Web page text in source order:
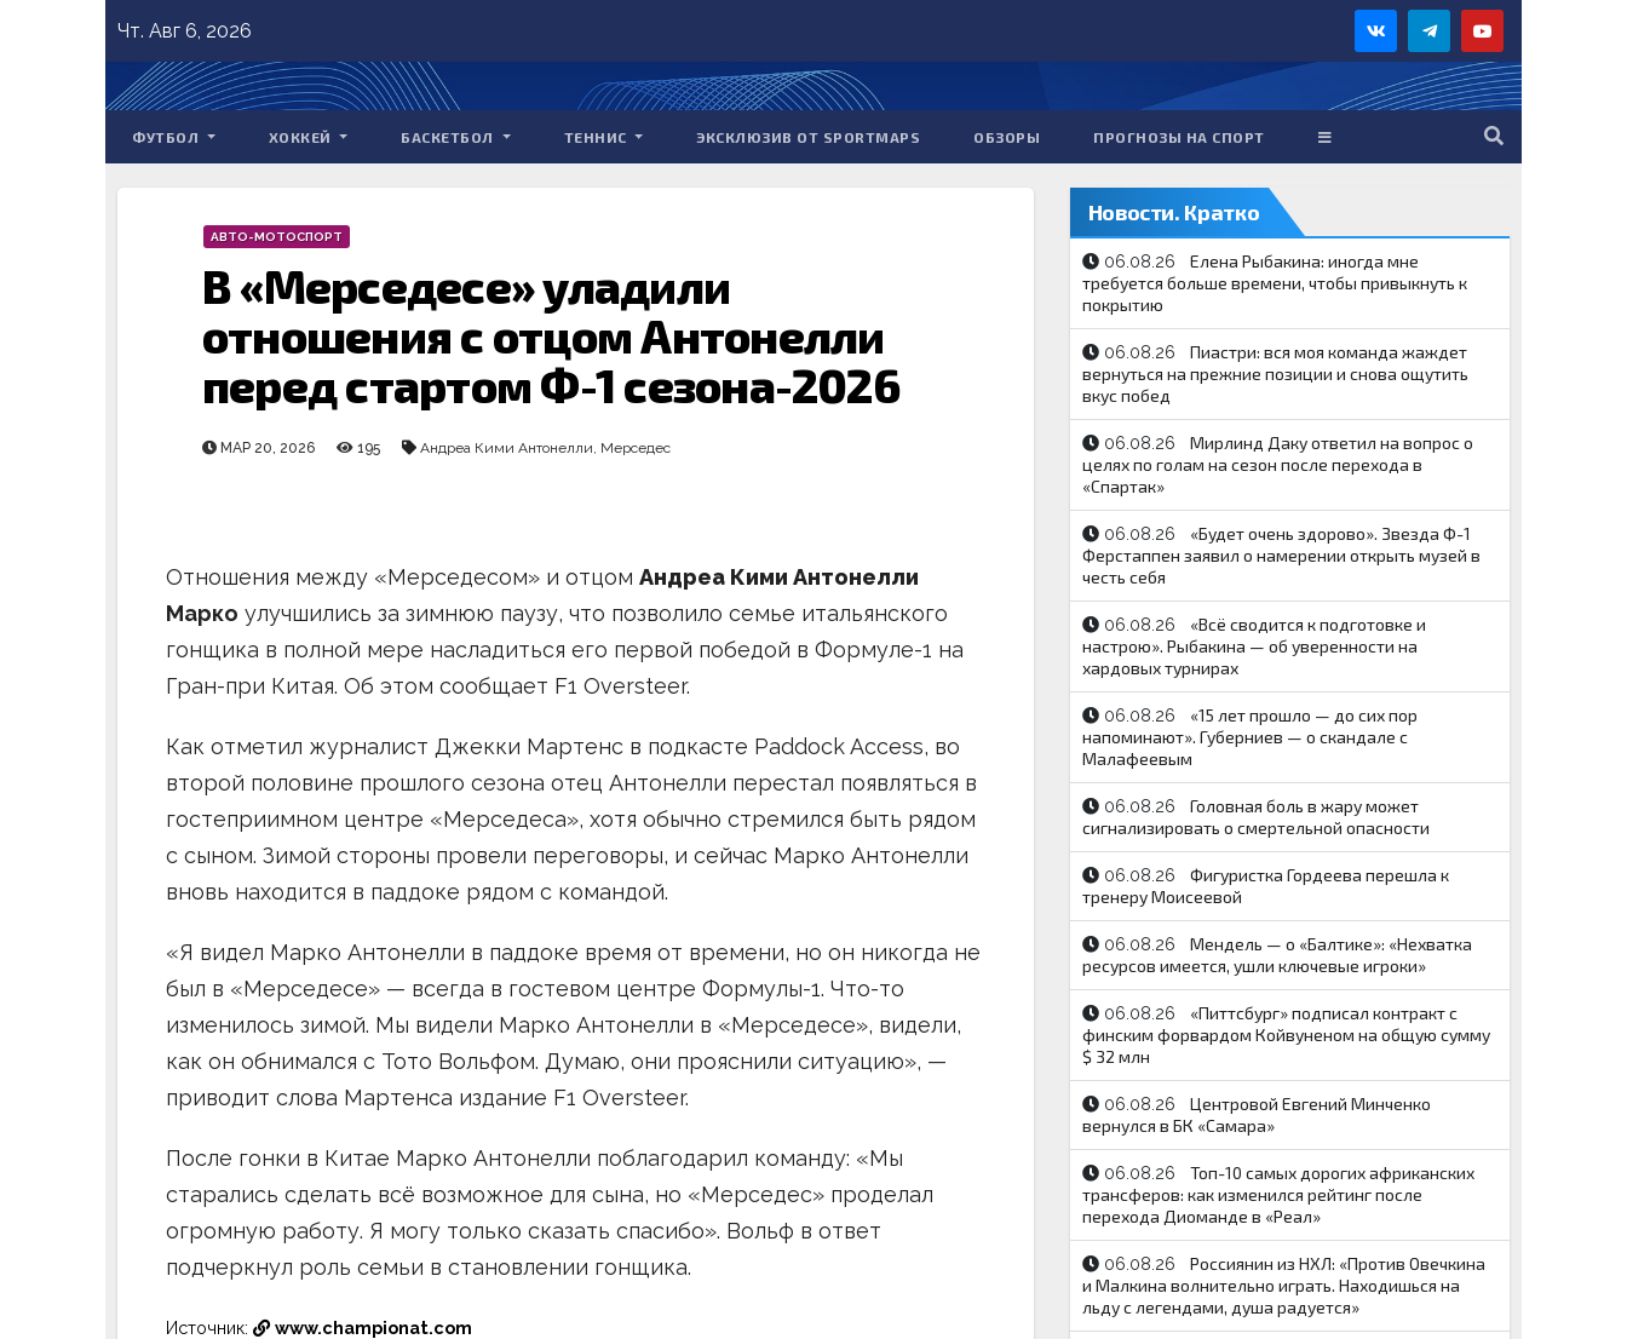
content
Чт. Авг 6, 2026
ФУТБОЛ ХОККЕЙ БАСКЕТБОЛ ТЕННИС ЭКСКЛЮЗИВ ОТ SPORTMAPS ОБЗОРЫ ПРОГНОЗЫ НА СПОРТ
АВТО-МОТОСПОРТ
В «Мерседесе» уладили
отношения с отцом Антонелли
перед стартом Ф-1 сезона-2026
МАР 20, 2026 195 Андреа Кими Антонелли, Мерседес
Отношения между «Мерседесом» и отцом Андреа Кими Антонелли
Марко улучшились за зимнюю паузу, что позволило семье итальянского
гонщика в полной мере насладиться его первой победой в Формуле-1 на
Гран-при Китая. Об этом сообщает F1 Oversteer.
Как отметил журналист Джекки Мартенс в подкасте Paddock Access, во
второй половине прошлого сезона отец Антонелли перестал появляться в
гостеприимном центре «Мерседеса», хотя обычно стремился быть рядом
с сыном. Зимой стороны провели переговоры, и сейчас Марко Антонелли
вновь находится в паддоке рядом с командой.
«Я видел Марко Антонелли в паддоке время от времени, но он никогда не
был в «Мерседесе» — всегда в гостевом центре Формулы-1. Что-то
изменилось зимой. Мы видели Марко Антонелли в «Мерседесе», видели,
как он обнимался с Тото Вольфом. Думаю, они прояснили ситуацию», —
приводит слова Мартенса издание F1 Oversteer.
После гонки в Китае Марко Антонелли поблагодарил команду: «Мы
старались сделать всё возможное для сына, но «Мерседес» проделал
огромную работу. Я могу только сказать спасибо». Вольф в ответ
подчеркнул роль семьи в становлении гонщика.
Источник: www.championat.com
Новости. Кратко
06.08.26
Елена Рыбакина: иногда мне
требуется больше времени, чтобы привыкнуть к
покрытию
06.08.26
Пиастри: вся моя команда жаждет
вернуться на прежние позиции и снова ощутить
вкус побед
06.08.26
Мирлинд Даку ответил на вопрос о
целях по голам на сезон после перехода в
«Спартак»
06.08.26
«Будет очень здорово». Звезда Ф-1
Ферстаппен заявил о намерении открыть музей в
честь себя
06.08.26
«Всё сводится к подготовке и
настрою». Рыбакина — об уверенности на
хардовых турнирах
06.08.26
«15 лет прошло — до сих пор
напоминают». Губерниев — о скандале с
Малафеевым
06.08.26
Головная боль в жару может
сигнализировать о смертельной опасности
06.08.26
Фигуристка Гордеева перешла к
тренеру Моисеевой
06.08.26
Мендель — о «Балтике»: «Нехватка
ресурсов имеется, ушли ключевые игроки»
06.08.26
«Питтсбург» подписал контракт с
финским форвардом Койвуненом на общую сумму
$ 32 млн
06.08.26
Центровой Евгений Минченко
вернулся в БК «Самара»
06.08.26
Топ-10 самых дорогих африканских
трансферов: как изменился рейтинг после
перехода Диоманде в «Реал»
06.08.26
Россиянин из НХЛ: «Против Овечкина
и Малкина волнительно играть. Находишься на
льду с легендами, душа радуется»